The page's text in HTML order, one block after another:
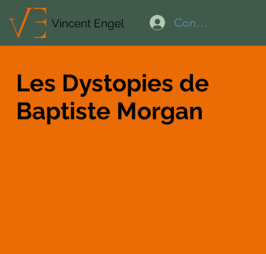
Connexion
Vincent Engel
Les Dystopies de
Baptiste Morgan